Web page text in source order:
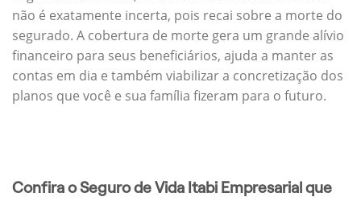
não é exatamente incerta, pois recai sobre a morte do
segurado. A cobertura de morte gera um grande alívio
financeiro para seus beneficiários, ajuda a manter as
contas em dia e também viabilizar a concretização dos
planos que você e sua família fizeram para o futuro.
Confira o Seguro de Vida Itabi Empresarial que